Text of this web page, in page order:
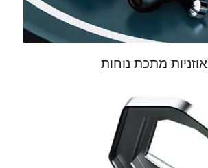
אוזניות מתכת נוחות